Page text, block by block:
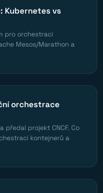
Kubernetes vs
pro orchestraci
Mesos/Marathon a
orchestrace
předal projekt CNCF. Co
kontejnerů a